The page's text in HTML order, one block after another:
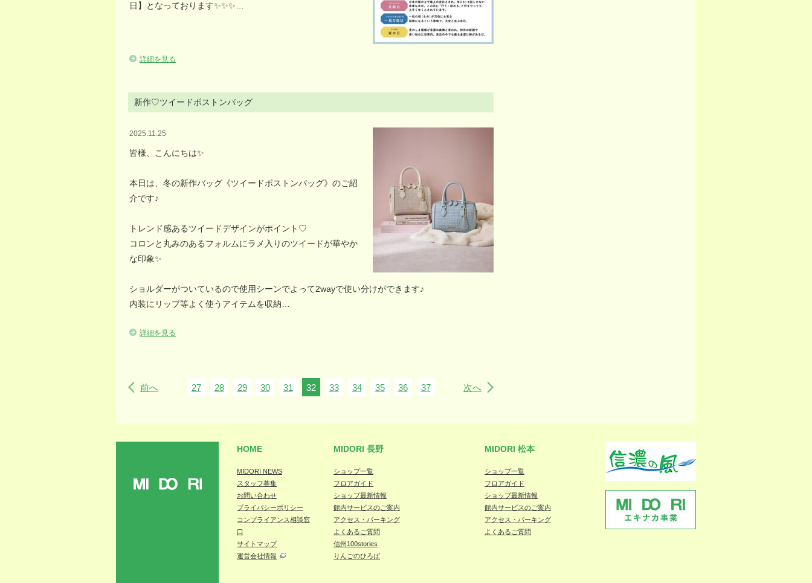
日】となっております✨✨✨…
詳細を見る
新作♡ツイードボストンバッグ
2025.11.25
皆様、こんにちは✨️
本日は、冬の新作バッグ《ツイードボストンバッグ》のご紹
介です♪
トレンド感あるツイードデザインがポイント♡
コロンと丸みのあるフォルムにラメ入りのツイードが華やか
な印象✨️
ショルダーがついているので使用シーンでよって2wayで使い分けができます♪
内装にリップ等よく使うアイテムを収納…
詳細を見る
前へ 27 28 29 30 31 32 33 34 35 36 37 次へ
HOME
MIDORI NEWS
スタッフ募集
お問い合わせ
プライバシーポリシー
コンプライアンス相談窓
口
サイトマップ
運営会社情報
MIDORI 長野
ショップ一覧
フロアガイド
ショップ最新情報
館内サービスのご案内
アクセス・パーキング
よくあるご質問
信州100stories
りんごのひろば
MIDORI 松本
ショップ一覧
フロアガイド
ショップ最新情報
館内サービスのご案内
アクセス・パーキング
よくあるご質問